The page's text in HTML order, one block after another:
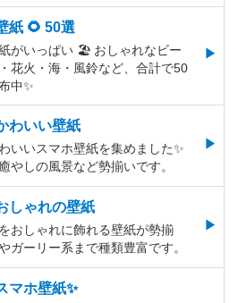
紙 🌻 50選
がいっぱい 🏖 おしゃれなビー
花火・海・風鈴など、合計で50
中✨
わいい壁紙
いいスマホ壁紙を集めました✨
やしの風景など勢揃いです。
しゃれの壁紙
おしゃれに飾れる壁紙が勢揃
ガーリー系まで種類豊富です。
マホ壁紙✨